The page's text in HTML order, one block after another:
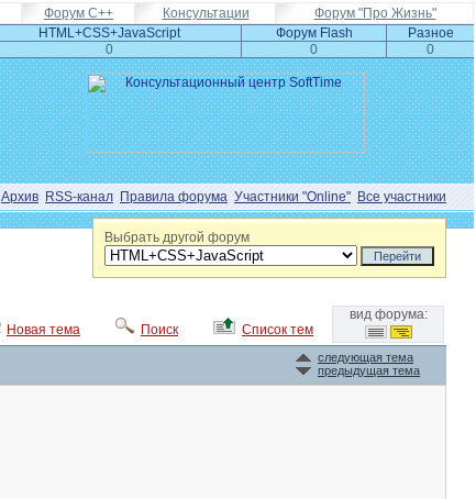
Форум С++ Консультации
Форум "Про Жизнь"
HTML+CSS+JavaScript Форум Flash
Разное
0 0
0
Архив RSS-канал Правила форума Участники "Online" Все участники
Выбрать другой форум
Новая тема Поиск Список тем
вид форума:
следующая тема
предыдущая тема